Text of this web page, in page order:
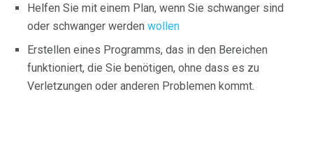
Helfen Sie mit einem Plan, wenn Sie schwanger sind
oder schwanger werden wollen
Erstellen eines Programms, das in den Bereichen
funktioniert, die Sie benötigen, ohne dass es zu
Verletzungen oder anderen Problemen kommt.